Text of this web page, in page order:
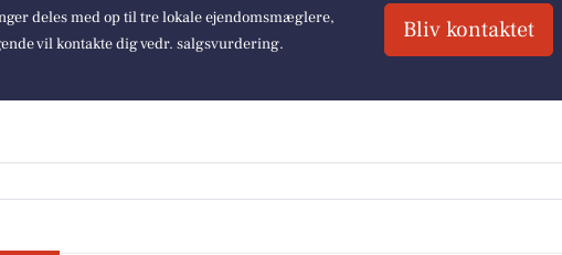
deles med op til tre lokale ejendomsmæglere,
vil kontakte dig vedr. salgsvurdering.
Bliv kontaktet